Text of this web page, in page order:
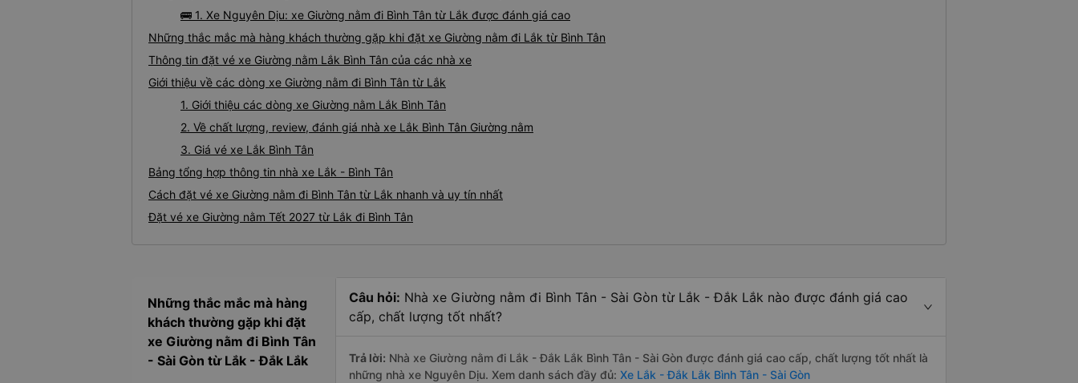
🚌 1. Xe Nguyên Dịu: xe Giường nằm đi Bình Tân từ Lắk được đánh giá cao
Những thắc mắc mà hàng khách thường gặp khi đặt xe Giường nằm đi Lắk từ Bình Tân
Thông tin đặt vé xe Giường nằm Lắk Bình Tân của các nhà xe
Giới thiệu về các dòng xe Giường nằm đi Bình Tân từ Lắk
1. Giới thiệu các dòng xe Giường nằm Lắk Bình Tân
2. Về chất lượng, review, đánh giá nhà xe Lắk Bình Tân Giường nằm
3. Giá vé xe Lắk Bình Tân
Bảng tổng hợp thông tin nhà xe Lắk - Bình Tân
Cách đặt vé xe Giường nằm đi Bình Tân từ Lắk nhanh và uy tín nhất
Đặt vé xe Giường nằm Tết 2027 từ Lắk đi Bình Tân
Những thắc mắc mà hàng
khách thường gặp khi đặt
xe Giường nằm đi Bình Tân
- Sài Gòn từ Lắk - Đắk Lắk
Câu hỏi: Nhà xe Giường nằm đi Bình Tân - Sài Gòn từ Lắk - Đắk Lắk nào được đánh giá cao
cấp, chất lượng tốt nhất?
Trả lời: Nhà xe Giường nằm đi Lắk - Đắk Lắk Bình Tân - Sài Gòn được đánh giá cao cấp, chất lượng tốt nhất là
những nhà xe Nguyên Dịu. Xem danh sách đầy đủ: Xe Lắk - Đắk Lắk Bình Tân - Sài Gòn